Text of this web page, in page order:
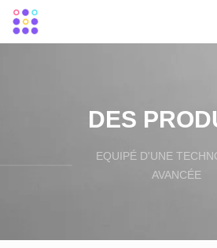
DES
EQUIPÉ D'UNE
AVANCÉE